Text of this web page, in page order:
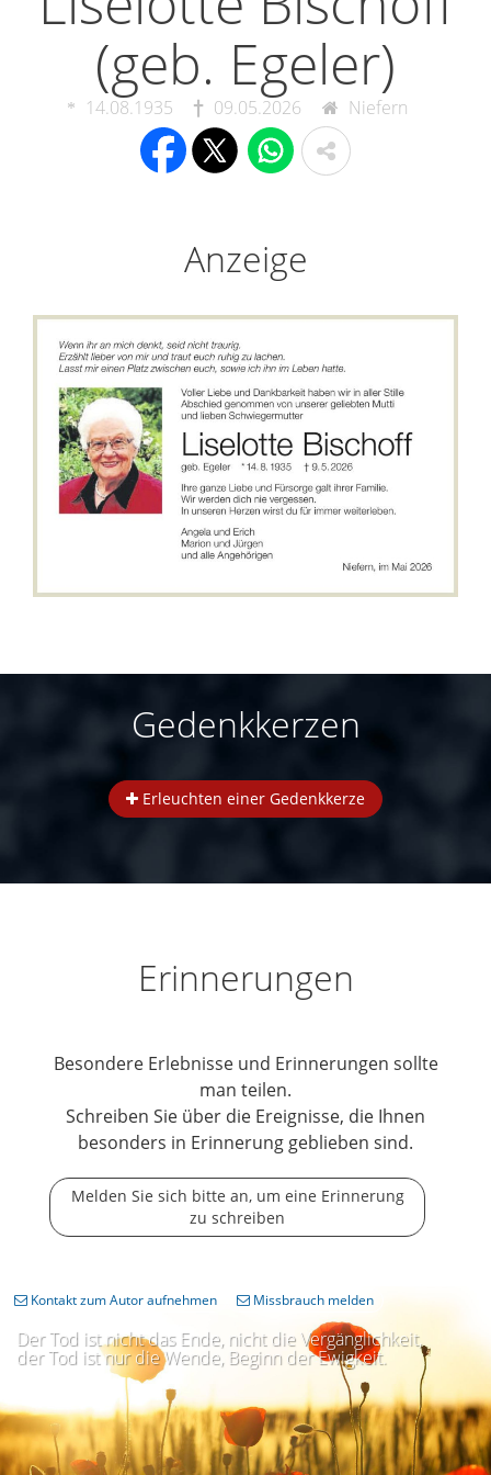
(geb. Egeler)
14.08.1935 09.05.2026 Niefern
Anzeige
Gedenkkerzen
Erleuchten einer Gedenkkerze
Erinnerungen
Besondere Erlebnisse und Erinnerungen sollte
man teilen.
Schreiben Sie über die Ereignisse, die Ihnen
besonders in Erinnerung geblieben sind.
Melden Sie sich bitte an, um eine Erinnerung
zu schreiben
Der Tod ist nicht das Ende, nicht die Vergänglichkeit,
der Tod ist nur die Wende, Beginn der Ewigkeit.
Kontakt zum Autor aufnehmen Missbrauch melden